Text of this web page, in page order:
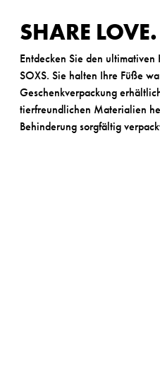
SHARE
Entdecken Sie den
SOXS. Sie halten Ihre Füße
Geschenkverpackung
tierfreundlichen Materialien
Behinderung sorgfältig